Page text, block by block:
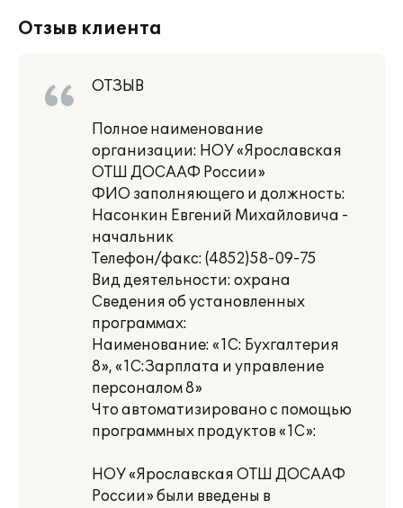
Отзыв клиента
ОТЗЫВ
Полное наименование
организации: НОУ «Ярославская
ОТШ ДОСААФ России»
ФИО заполняющего и должность:
Насонкин Евгений Михайловича -
начальник
Телефон/факс: (4852)58-09-75
Вид деятельности: охрана
Сведения об установленных
программах:
Наименование: «1С: Бухгалтерия
8», «1С:Зарплата и управление
персоналом 8»
Что автоматизировано с помощью
программных продуктов «1С»:
НОУ «Ярославская ОТШ ДОСААФ
России» были введены в